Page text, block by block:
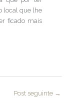
local que lhe
ficado mais
Post seguinte →